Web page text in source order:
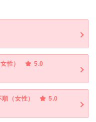
性）
5.0
（女性）
5.0